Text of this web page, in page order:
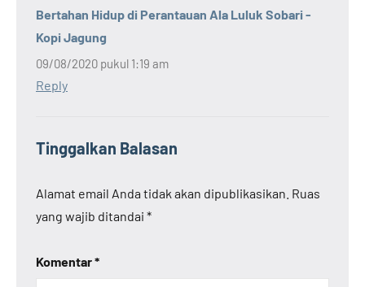
Bertahan Hidup di Perantauan Ala Luluk Sobari -
Kopi Jagung
09/08/2020 pukul 1:19 am
Reply
Tinggalkan Balasan
Alamat email Anda tidak akan dipublikasikan. Ruas
yang wajib ditandai *
Komentar*